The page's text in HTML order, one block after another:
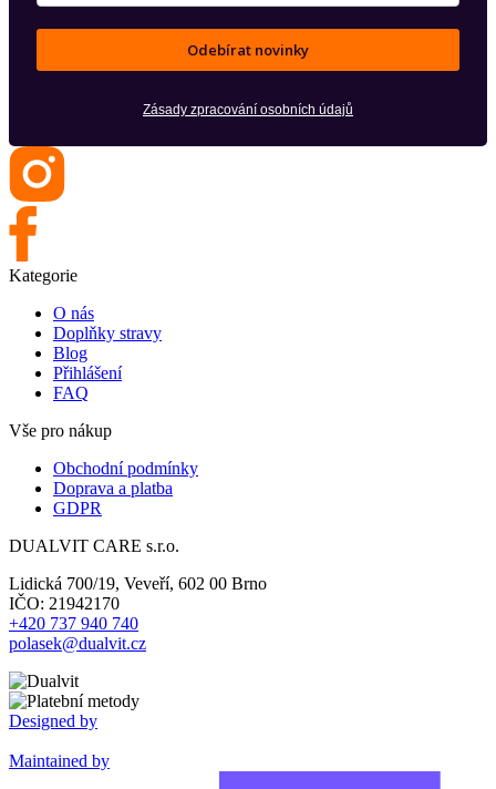
Odebírat novinky
Zásady zpracování osobních údajů
Kategorie
O nás
Doplňky stravy
Blog
Přihlášení
FAQ
Vše pro nákup
Obchodní podmínky
Doprava a platba
GDPR
DUALVIT CARE s.r.o.
Lidická 700/19, Veveří, 602 00 Brno
IČO: 21942170
+420 737 940 740
polasek@dualvit.cz
Designed by
Maintained by